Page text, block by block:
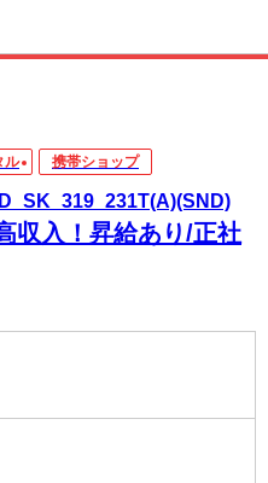
ル 携帯ショップ
収入！昇給あり/正社